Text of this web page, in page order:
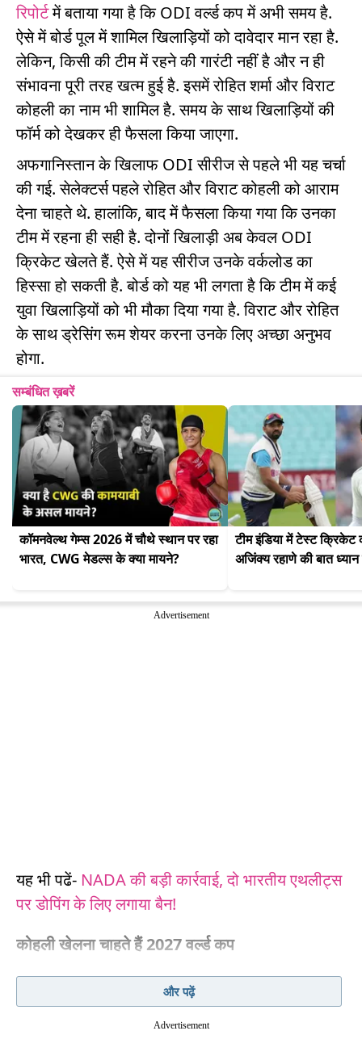
रिपोर्टमें बताया गया है कि ODI वर्ल्ड कप में अभी समय है.
ऐसे में बोर्ड पूल में शामिल खिलाड़ियों को दावेदार मान रहा है.
लेकिन, किसी की टीम में रहने की गारंटी नहीं है और न ही
संभावना पूरी तरह खत्म हुई है. इसमें रोहित शर्मा और विराट
कोहली का नाम भी शामिल है. समय के साथ खिलाड़ियों की
फॉर्म को देखकर ही फैसला किया जाएगा.
अफगानिस्तान के खिलाफ ODI सीरीज से पहले भी यह चर्चा
की गई. सेलेक्टर्स पहले रोहित और विराट कोहली को आराम
देना चाहते थे. हालांकि, बाद में फैसला किया गया कि उनका
टीम में रहना ही सही है. दोनों खिलाड़ी अब केवल ODI
क्रिकेट खेलते हैं. ऐसे में यह सीरीज उनके वर्कलोड का
हिस्सा हो सकती है. बोर्ड को यह भी लगता है कि टीम में कई
युवा खिलाड़ियों को भी मौका दिया गया है. विराट और रोहित
के साथ ड्रेसिंग रूम शेयर करना उनके लिए अच्छा अनुभव
होगा.
सम्बंधित ख़बरें
कॉमनवेल्थ गेम्स 2026 में चौथे स्थान पर रहा
भारत, CWG मेडल्स के क्या मायने?
टीम इंडिया में टेस्ट क्रिकेट
अजिंक्य रहाणे की बात
Advertisement
यह भी पढें- NADA की बड़ी कार्रवाई, दो भारतीय एथलीट्स
पर डोपिंग के लिए लगाया बैन!
कोहली खेलना चाहते हैं 2027 वर्ल्ड कप
विराट कोहली खुद यह कह चुके हैं कि वह 2027 वर्ल्ड कप
खेलना चाहते हैं. उन्होंने इसके लिए शर्त भी रखी है. उन्होंने
आरसीबी के पॉडकास्ट में कहा,
और पढ़ें
Advertisement